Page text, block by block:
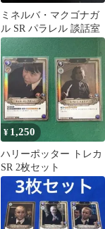
ミネルバ・マクゴナガ
ル SR パラレル 談話室
¥ 1,250
ハリーポッター トレカ
SR 2枚セット